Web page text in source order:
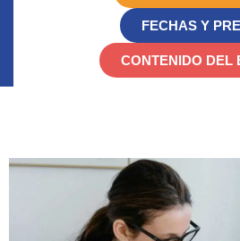
FECHAS Y
CONTENIDO DEL